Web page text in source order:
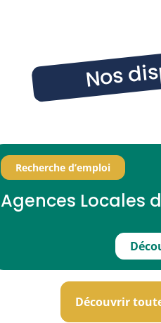
Nos
Recherche d’emploi
Agences Locales
Découvrir